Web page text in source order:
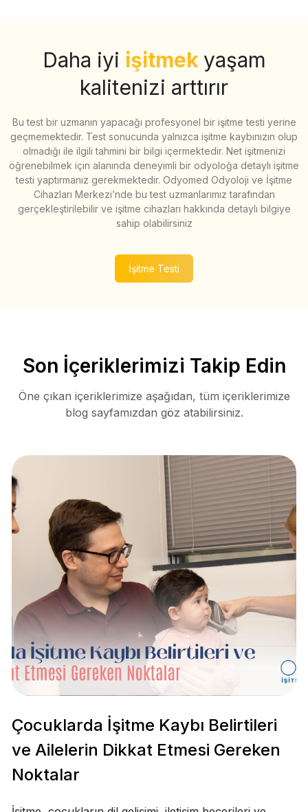
Daha iyi işitmek yaşam
kalitenizi arttırır
Bu test bir uzmanın yapacağı profesyonel bir işitme testi yerine
geçmemektedir. Test sonucunda yalnızca işitme kaybınızın olup
olmadığı ile ilgili tahmini bir bilgi içermektedir. Net işitmenizi
öğrenebilmek için alanında deneyimli bir odyoloğa detaylı işitme
testi yaptırmanız gerekmektedir. Odyomed Odyoloji ve İşitme
Cihazları Merkezi’nde bu test uzmanlarımız tarafından
gerçekleştirilebilir ve işitme cihazları hakkında detaylı bilgiye
sahip olabilirsiniz
İşitme Testi
Son İçeriklerimizi Takip Edin
Öne çıkan içeriklerimize aşağıdan, tüm içeriklerimize
blog sayfamızdan göz atabilirsiniz.
Çocuklarda İşitme Kaybı Belirtileri
ve Ailelerin Dikkat Etmesi Gereken
Noktalar